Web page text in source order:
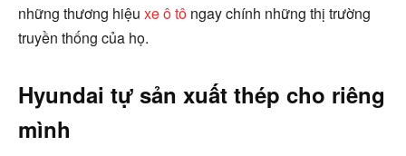
những thương hiệu xe ô tô ngay chính những thị trường
truyền thống của họ.
Hyundai tự sản xuất thép cho riêng
mình